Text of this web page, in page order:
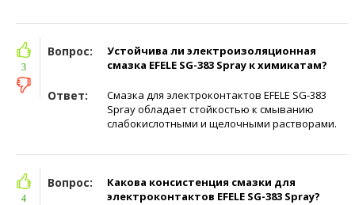
Вопрос:
Устойчива ли электроизоляционная
смазка EFELE SG-383 Spray к химикатам?
Ответ:
Смазка для электроконтактов EFELE SG-383
Spray обладает стойкостью к смыванию
слабокислотными и щелочными растворами.
3
Вопрос:
Какова консистенция смазки для
электроконтактов EFELE SG-383 Spray?
4